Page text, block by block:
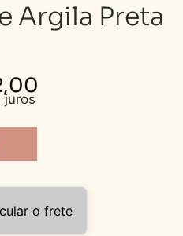
Argila Preta
juros
o frete